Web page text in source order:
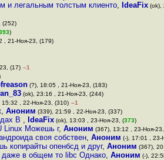
и легальным толстым клиенто, IdeaFix (ok),
(252)
)
, 21-Ноя-23, (179)
(17) –1
(?), 18:05 , 21-Ноя-23, (183)
(ok), 23:16 , 21-Ноя-23, (244)
15:32 , 22-Ноя-23, (310) –1
, Аноним (339), 21:59 , 22-Ноя-23, (337)
В , IdeaFix (ok), 13:03 , 23-Ноя-23, (373)
Linux Можешь г, Аноним (367), 13:12 , 23-Ноя-
своя собствен, Аноним (-), 17:01 , 23-
копирайты опенбсд и друг, Аноним (367),
даже в общем то libc Однако, Аноним (-),